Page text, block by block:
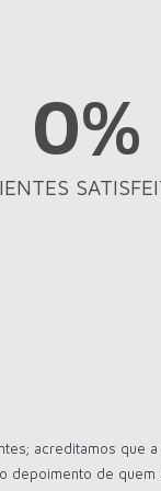
0%
acreditamos que
depoimento de quem